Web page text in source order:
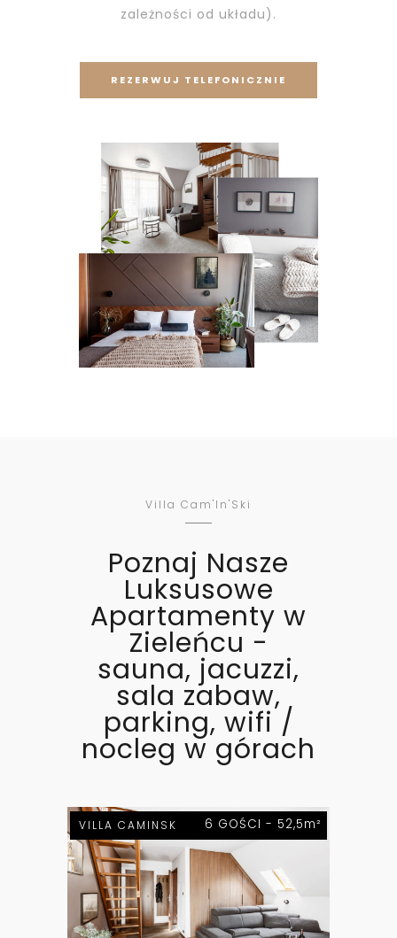
zależności od układu).
REZERWUJ TELEFONICZNIE
Villa Cam'In'Ski
Poznaj Nasze
Luksusowe
Apartamenty w
Zieleńcu -
sauna, jacuzzi,
sala zabaw,
parking, wifi /
nocleg w górach
VILLA CAMINSKI 6 GOŚCI - 52,5m²